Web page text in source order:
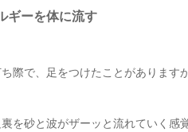
ギーを体に流す
際で、足をつけたことがあります
を砂と波がザーッと流れていく感